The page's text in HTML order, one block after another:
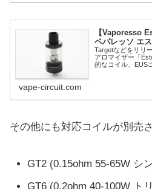
【Vaporesso
ベパレッソ エ
Targetなどをリリ
アロマイザー「
的なコイル、EUS
vape-circuit.com
その他にも対応コイルが別売
GT2 (0.15ohm 55-65W シ
GT6 (0.2ohm 40-100W ト